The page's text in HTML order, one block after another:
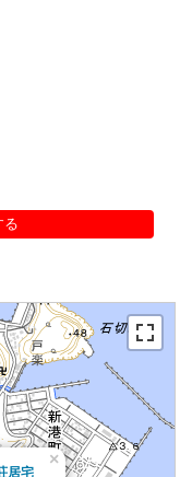
る
居宅
×